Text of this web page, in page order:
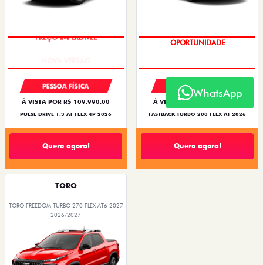
PREÇO IMPERDÍVEL
PESSOA FÍSICA
À VISTA POR R$ 109.990,00
PULSE DRIVE 1.3 AT FLEX 4P 2026
Quero agora!
OPORTUNIDADE
PESSOA FÍSICA
À VISTA POR R$ 119.990,00
FASTBACK TURBO 200 FLEX AT 2026
Quero agora!
TORO
TORO FREEDOM TURBO 270 FLEX AT6 2027
2026/2027
WhatsApp